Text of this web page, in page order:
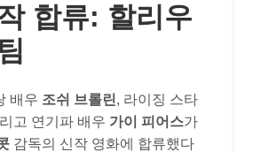
합류: 할리우
배우 조쉬 브롤린, 라이징 스타
고 연기파 배우 가이 피어스가
감독의 신작 영화에 합류했다